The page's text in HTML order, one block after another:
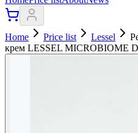
Home Price list Lessel
крем LESSEL MICROBIOME